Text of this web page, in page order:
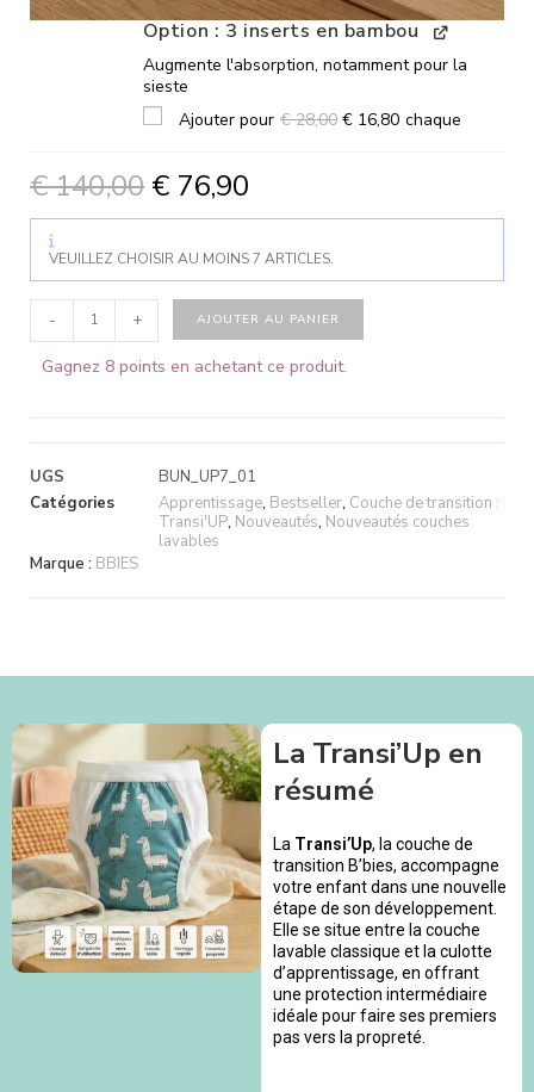
Option : 3 inserts en bambou
Augmente l'absorption, notamment pour la
sieste
Ajouter pour €28,00 € 16,80 chaque
€140,00 € 76,90
VEUILLEZ CHOISIR AU MOINS 7 ARTICLES.
- + AJOUTER AU PANIER
Gagnez 8 points en achetant ce produit.
UGS
BUN_UP7_01
Catégories
Apprentissage, Bestseller, Couche de transition :
Transi'UP, Nouveautés, Nouveautés couches
lavables
Marque : BBIES
La Transi’Up en
résumé
La Transi’Up, la couche de
transition B’bies, accompagne
votre enfant dans une nouvelle
étape de son développement.
Elle se situe entre la couche
lavable classique et la culotte
d’apprentissage, en offrant
une protection intermédiaire
idéale pour faire ses premiers
pas vers la propreté.